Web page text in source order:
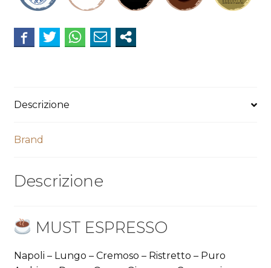
Descrizione
Brand
Descrizione
MUST ESPRESSO
Napoli – Lungo – Cremoso – Ristretto – Puro